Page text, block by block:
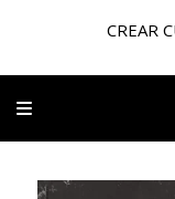
CREAR